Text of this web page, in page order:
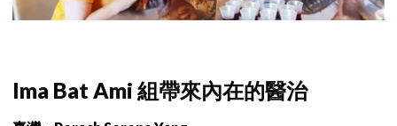
Ima Bat Ami 組帶來內在的醫治